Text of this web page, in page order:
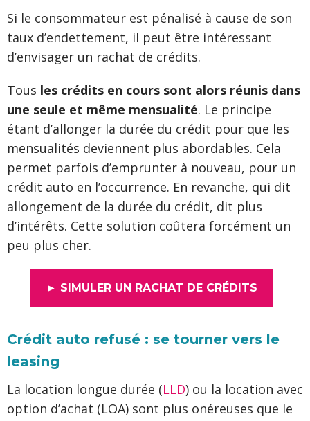
Si le consommateur est pénalisé à cause de son
taux d’endettement, il peut être intéressant
d’envisager un rachat de crédits.
Tous les crédits en cours sont alors réunis dans
une seule et même mensualité. Le principe
étant d’allonger la durée du crédit pour que les
mensualités deviennent plus abordables. Cela
permet parfois d’emprunter à nouveau, pour un
crédit auto en l’occurrence. En revanche, qui dit
allongement de la durée du crédit, dit plus
d’intérêts. Cette solution coûtera forcément un
peu plus cher.
► SIMULER UN RACHAT DE CRÉDITS
Crédit auto refusé : se tourner vers le
leasing
La location longue durée (LLD) ou la location avec
option d’achat (LOA) sont plus onéreuses que le